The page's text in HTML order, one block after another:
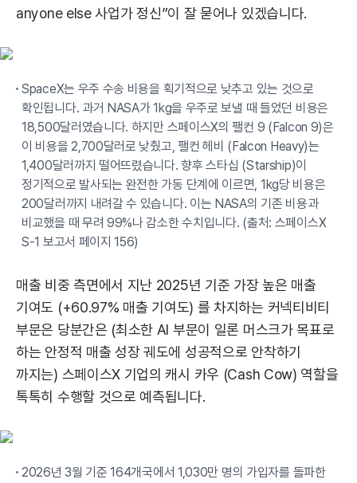
anyone else 사업가 정신”이 잘 묻어나 있겠습니다.
SpaceX는 우주 수송 비용을 획기적으로 낮추고 있는 것으로
확인됩니다. 과거 NASA가 1kg을 우주로 보낼 때 들었던 비용은
18,500달러였습니다. 하지만 스페이스X의 팰컨 9 (Falcon 9)은
이 비용을 2,700달러로 낮췄고, 팰컨 헤비 (Falcon Heavy)는
1,400달러까지 떨어뜨렸습니다. 향후 스타십 (Starship)이
정기적으로 발사되는 완전한 가동 단계에 이르면, 1kg당 비용은
200달러까지 내려갈 수 있습니다. 이는 NASA의 기존 비용과
비교했을 때 무려 99%나 감소한 수치입니다. (출처: 스페이스X
S-1 보고서 페이지 156)
매출 비중 측면에서 지난 2025년 기준 가장 높은 매출
기여도 (+60.97% 매출 기여도) 를 차지하는 커넥티비티
부문은 당분간은 (최소한 AI 부문이 일론 머스크가 목표로
하는 안정적 매출 성장 궤도에 성공적으로 안착하기
까지는) 스페이스X 기업의 캐시 카우 (Cash Cow) 역할을
톡톡히 수행할 것으로 예측됩니다.
2026년 3월 기준 164개국에서 1,030만 명의 가입자를 돌파한